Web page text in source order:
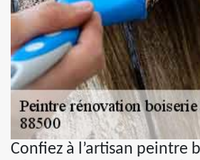
Confiez à l’artisan peintre